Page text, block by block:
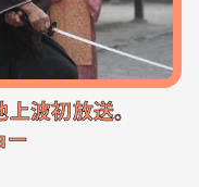
上波初放送。
ー